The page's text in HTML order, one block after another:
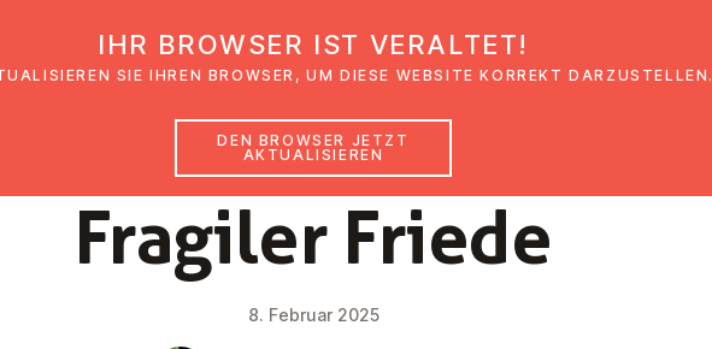
Glaubensimpulse News Veranstaltungen
Fragiler Friede
NEWS
8. Februar 2025
IHR BROWSER IST VERALTET!
SIE IHREN BROWSER, UM DIESE WEBSITE KORREKT DARZUSTELLEN.
DEN BROWSER JETZT
AKTUALISIEREN